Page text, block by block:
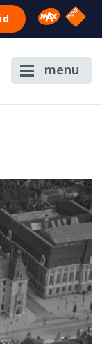
Omroep
NPO
menu